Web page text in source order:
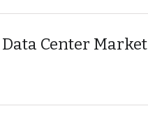
Center Market